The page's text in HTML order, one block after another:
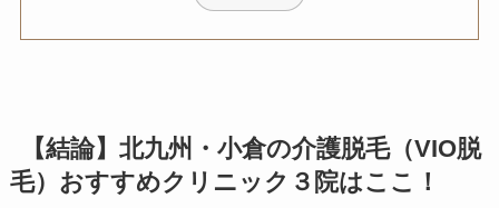
【結論】北九州・小倉の介護脱毛（VIO脱
毛）おすすめクリニック３院はここ！